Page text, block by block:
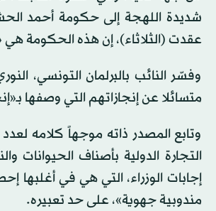
شديدة اللهجة إلى حكومة أحمد
عقدت (الثلاثاء)، إن هذه الحكومة
وفسّر النائب بالبرلمان التونسي،
متسائلا عن إنجازاتهم التي وصفها
وتابع المصدر ذاته موجهاً كلامه
التجارة الدولية بأصناف الحيوانات
إجابات الوزراء، التي هي في
مندوبية جهوية»، على حد تعبيره.